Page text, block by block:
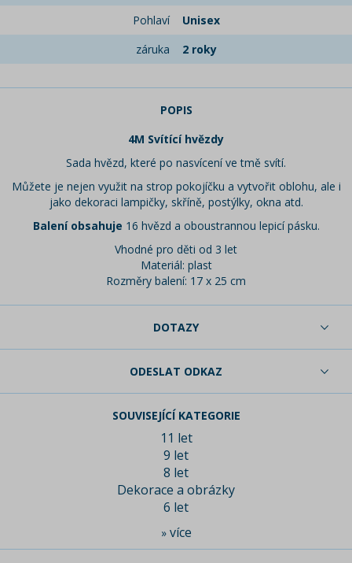
Pohlaví
Unisex
záruka
2 roky
POPIS
4M Svítící hvězdy
Sada hvězd, které po nasvícení ve tmě svítí.
Můžete je nejen využit na strop pokojíčku a vytvořit oblohu, ale i
jako dekoraci lampičky, skříně, postýlky, okna atd.
Balení obsahuje 16 hvězd a oboustrannou lepicí pásku.
Vhodné pro děti od 3 let
Materiál: plast
Rozměry balení: 17 x 25 cm
DOTAZY
ODESLAT ODKAZ
SOUVISEJÍCÍ KATEGORIE
11 let
9 let
8 let
Dekorace a obrázky
6 let
» více